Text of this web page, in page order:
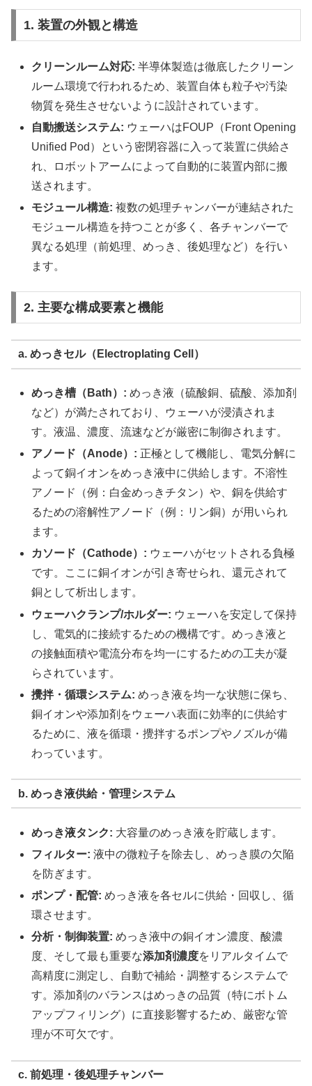
1. 装置の外観と構造
クリーンルーム対応: 半導体製造は徹底したクリーン
ルーム環境で行われるため、装置自体も粒子や汚染
物質を発生させないように設計されています。
自動搬送システム: ウェーハはFOUP（Front Opening
Unified Pod）という密閉容器に入って装置に供給さ
れ、ロボットアームによって自動的に装置内部に搬
送されます。
モジュール構造: 複数の処理チャンバーが連結された
モジュール構造を持つことが多く、各チャンバーで
異なる処理（前処理、めっき、後処理など）を行い
ます。
2. 主要な構成要素と機能
a. めっきセル（Electroplating Cell）
めっき槽（Bath）: めっき液（硫酸銅、硫酸、添加剤
など）が満たされており、ウェーハが浸漬されま
す。液温、濃度、流速などが厳密に制御されます。
アノード（Anode）: 正極として機能し、電気分解に
よって銅イオンをめっき液中に供給します。不溶性
アノード（例：白金めっきチタン）や、銅を供給す
るための溶解性アノード（例：リン銅）が用いられ
ます。
カソード（Cathode）: ウェーハがセットされる負極
です。ここに銅イオンが引き寄せられ、還元されて
銅として析出します。
ウェーハクランプ/ホルダー: ウェーハを安定して保持
し、電気的に接続するための機構です。めっき液と
の接触面積や電流分布を均一にするための工夫が凝
らされています。
攪拌・循環システム: めっき液を均一な状態に保ち、
銅イオンや添加剤をウェーハ表面に効率的に供給す
るために、液を循環・攪拌するポンプやノズルが備
わっています。
b. めっき液供給・管理システム
めっき液タンク: 大容量のめっき液を貯蔵します。
フィルター: 液中の微粒子を除去し、めっき膜の欠陥
を防ぎます。
ポンプ・配管: めっき液を各セルに供給・回収し、循
環させます。
分析・制御装置: めっき液中の銅イオン濃度、酸濃
度、そして最も重要な添加剤濃度をリアルタイムで
高精度に測定し、自動で補給・調整するシステムで
す。添加剤のバランスはめっきの品質（特にボトム
アップフィリング）に直接影響するため、厳密な管
理が不可欠です。
c. 前処理・後処理チャンバー